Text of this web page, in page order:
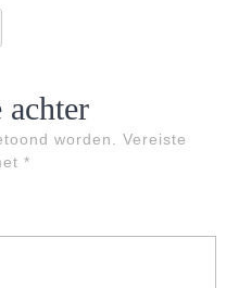
achter
worden.
Vereiste
*